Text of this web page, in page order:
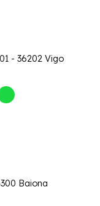
- 36202 Vigo
Baiona